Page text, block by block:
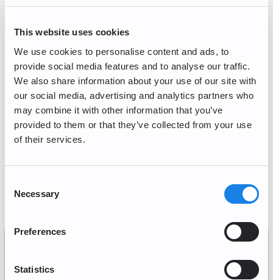
This website uses cookies
We use cookies to personalise content and ads, to
provide social media features and to analyse our traffic.
We also share information about your use of our site with
our social media, advertising and analytics partners who
may combine it with other information that you’ve
provided to them or that they’ve collected from your use
of their services.
Selection
Necessary
Preferences
Statistics
Maintenance périodique
Dépôts PayPal (Actuellement Indisponible)
Recurring Buy
Dépôt / Retrait
Il s'agit d'une méthode de gestion des actifs cryptographiques par
dur, clé USB, etc.) ou des logiciels (Metamask, Bitcoin Core, etc.), sans
passer par une société d'échange d'actifs cryptographiques.